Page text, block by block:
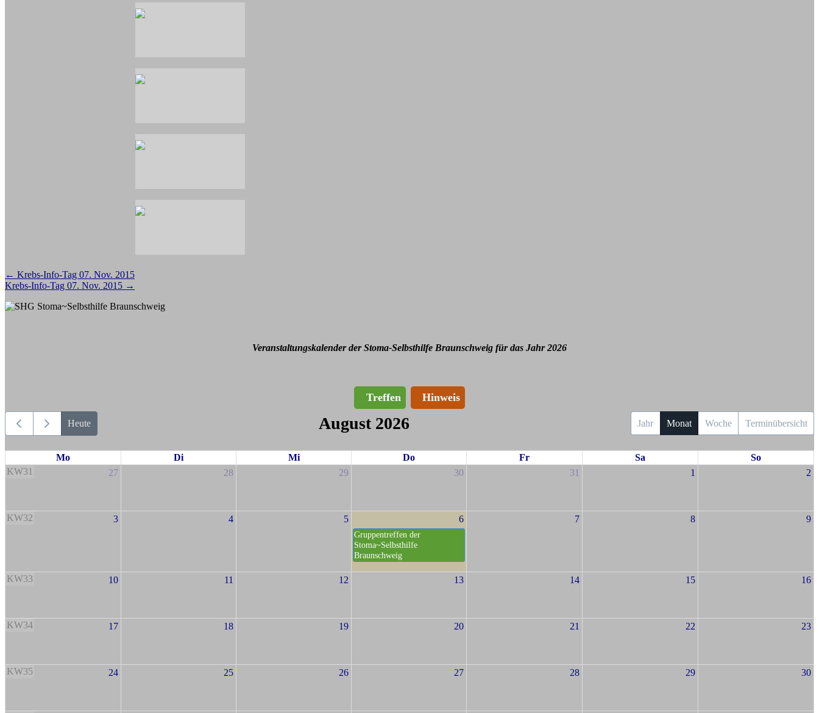
Beitragsnavigation
← Krebs-Info-Tag 07. Nov. 2015
Krebs-Info-Tag 07. Nov. 2015 →
Veranstaltungskalender der Stoma-Selbsthilfe Braunschweig für das Jahr 2026
Treffen Hinweis
Heute August 2026 Jahr Monat Woche Terminübersicht
Mo Di Mi Do Fr Sa
So
KW31
27 28 29 30 31 1 2
KW32 3 4 5 6
Gruppentreffen der
Stoma~Selbsthilfe
Braunschweig
7 8 9
KW33 10 11 12 13 14 15 16
KW34 17 18 19 20 21 22 23
KW35 24 25 26 27 28 29 30